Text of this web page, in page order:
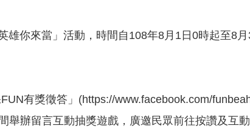
雄你來當」活動，時間自108年8月1日0時起至8
有獎徵答」(https://www.facebook.com/
辦留言互動抽獎遊戲，廣邀民眾前往按讚及互動